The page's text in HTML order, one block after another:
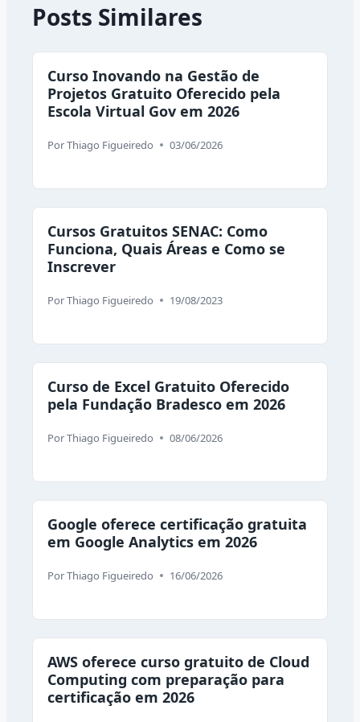
Posts Similares
Curso Inovando na Gestão de
Projetos Gratuito Oferecido pela
Escola Virtual Gov em 2026
PorThiago Figueiredo 03/06/2026
Cursos Gratuitos SENAC: Como
Funciona, Quais Áreas e Como se
Inscrever
PorThiago Figueiredo 19/08/2023
Curso de Excel Gratuito Oferecido
pela Fundação Bradesco em 2026
PorThiago Figueiredo 08/06/2026
Google oferece certificação gratuita
em Google Analytics em 2026
PorThiago Figueiredo 16/06/2026
AWS oferece curso gratuito de Cloud
Computing com preparação para
certificação em 2026